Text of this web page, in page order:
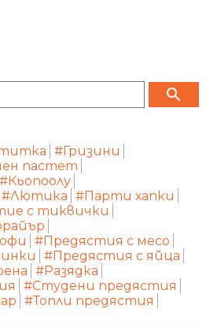
search
#Гризини
пастет
#Кьопоолу
#Лютика #Парти хапки
с тиквички
#Предястия с месо
#Предястия с яйца
#Разядка
#Студени предястия
#Топли предястия